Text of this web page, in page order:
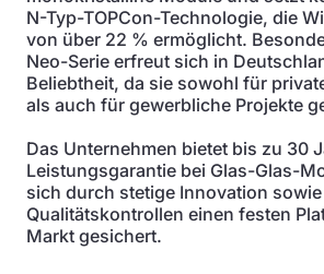
N-Typ-TOPCon-Technologie, die
von über 22 % ermöglicht.
Neo-Serie erfreut sich in
Beliebtheit, da sie sowohl für
als auch für gewerbliche Projekte
Das Unternehmen bietet bis zu 30
Leistungsgarantie bei Glas-Glas-
sich durch stetige Innovation
Qualitätskontrollen einen festen
Markt gesichert.